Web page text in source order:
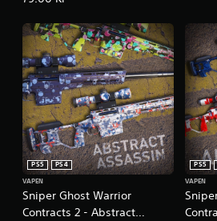
Sniper Ghost Warrior
Contracts 2 - Abstract
PS5
PS4
VAPEN
PS5
VAPEN